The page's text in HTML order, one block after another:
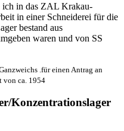
ich in das ZAL Krakau-
in einer Schneiderei für die
bestand aus
waren und von SS
.für einen Antrag an
von ca. 1954
Konzentrationslager